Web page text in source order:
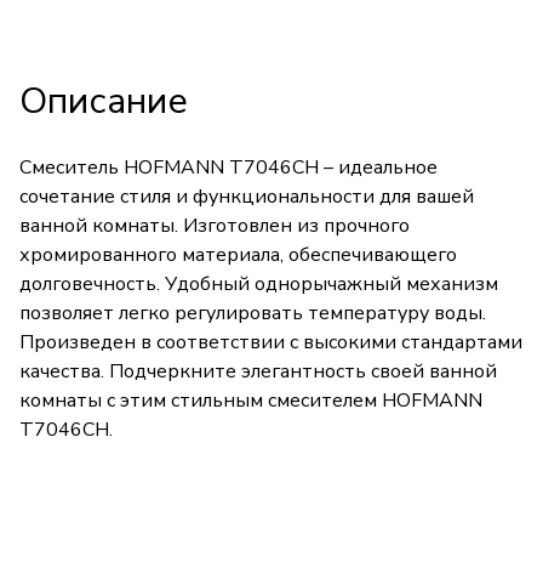
Описание
Смеситель HOFMANN T7046CH – идеальное
сочетание стиля и функциональности для вашей
ванной комнаты. Изготовлен из прочного
хромированного материала, обеспечивающего
долговечность. Удобный однорычажный механизм
позволяет легко регулировать температуру воды.
Произведен в соответствии с высокими стандартами
качества. Подчеркните элегантность своей ванной
комнаты с этим стильным смесителем HOFMANN
T7046CH.